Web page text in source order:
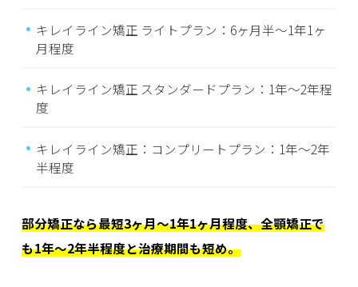
キレイライン矯正 ライトプラン：6ヶ月半〜1年1ヶ
月程度
キレイライン矯正 スタンダードプラン：1年〜2年程
度
キレイライン矯正：コンプリートプラン：1年〜2年
半程度
部分矯正なら最短3ヶ月〜1年1ヶ月程度、全顎矯正で
も1年〜2年半程度と治療期間も短め。